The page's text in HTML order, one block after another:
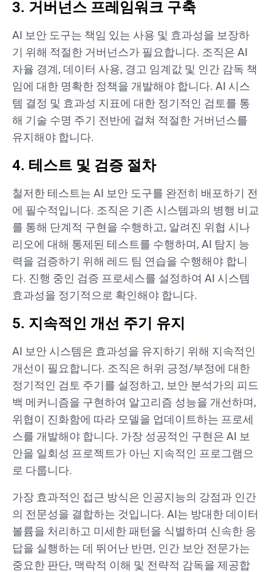
3. 거버넌스 프레임워크 구축
AI 보안 도구는 책임 있는 사용 및 효과성을 보장하
기 위해 적절한 거버넌스가 필요합니다. 조직은 AI
자율 경계, 데이터 사용, 경고 임계값 및 인간 감독 책
임에 대한 명확한 정책을 개발해야 합니다. AI 시스
템 결정 및 효과성 지표에 대한 정기적인 검토를 통
해 기술 수명 주기 전반에 걸쳐 적절한 거버넌스를
유지해야 합니다.
4. 테스트 및 검증 절차
철저한 테스트는 AI 보안 도구를 완전히 배포하기 전
에 필수적입니다. 조직은 기존 시스템과의 병행 비교
를 통해 단계적 구현을 수행하고, 알려진 위협 시나
리오에 대해 통제된 테스트를 수행하며, AI 탐지 능
력을 검증하기 위해 레드 팀 연습을 수행해야 합니
다. 진행 중인 검증 프로세스를 설정하여 AI 시스템
효과성을 정기적으로 확인해야 합니다.
5. 지속적인 개선 주기 유지
AI 보안 시스템은 효과성을 유지하기 위해 지속적인
개선이 필요합니다. 조직은 허위 긍정/부정에 대한
정기적인 검토 주기를 설정하고, 보안 분석가의 피드
백 메커니즘을 구현하여 알고리즘 성능을 개선하며,
위협이 진화함에 따라 모델을 업데이트하는 프로세
스를 개발해야 합니다. 가장 성공적인 구현은 AI 보
안을 일회성 프로젝트가 아닌 지속적인 프로그램으
로 다룹니다.
가장 효과적인 접근 방식은 인공지능의 강점과 인간
의 전문성을 결합하는 것입니다. AI는 방대한 데이터
볼륨을 처리하고 미세한 패턴을 식별하며 신속한 응
답을 실행하는 데 뛰어난 반면, 인간 보안 전문가는
중요한 판단, 맥락적 이해 및 전략적 감독을 제공합